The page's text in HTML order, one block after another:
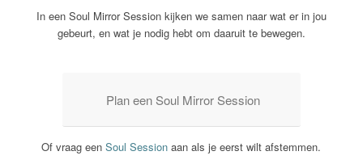
In een Soul Mirror Session kijken we samen naar wat er in jou
gebeurt, en wat je nodig hebt om daaruit te bewegen.
Plan een Soul Mirror Session
Of vraag eenSoul Session aan als je eerst wilt afstemmen.